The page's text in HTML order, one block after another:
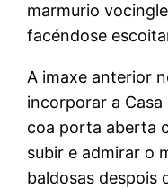
marmurio
facéndose
A imaxe anterior
incorporar a
coa porta aberta
subir e admirar o
baldosas despois